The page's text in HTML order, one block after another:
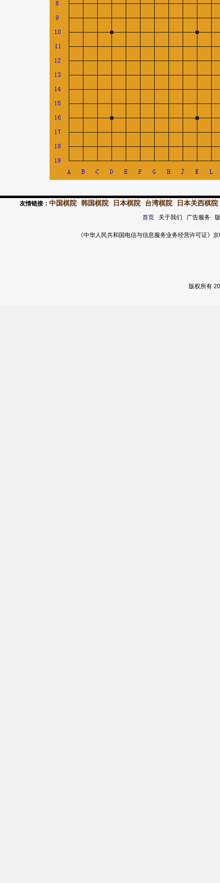
友情链接： 中国棋院 韩国棋院 日本棋院 台湾棋院 日本关西棋院
首页关于我们 广告服务
《中华人民共和国电信与信息服务业务经营许可证
版权所有